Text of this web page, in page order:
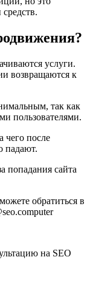
услуги.
возвращаются к
так как
пользователями.
чего после
падают.
попадания сайта
обратиться в
на SEO